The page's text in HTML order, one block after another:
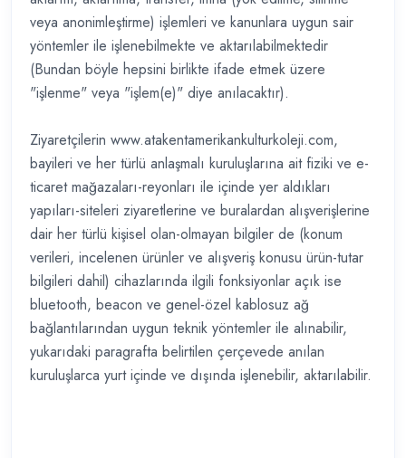
veya anonimleştirme) işlemleri ve kanunlara uygun sair
yöntemler ile işlenebilmekte ve aktarılabilmektedir
(Bundan böyle hepsini birlikte ifade etmek üzere
"işlenme" veya "işlem(e)" diye anılacaktır).
Ziyaretçilerin www.atakentamerikankulturkoleji.com,
bayileri ve her türlü anlaşmalı kuruluşlarına ait fiziki ve e-
ticaret mağazaları-reyonları ile içinde yer aldıkları
yapıları-siteleri ziyaretlerine ve buralardan alışverişlerine
dair her türlü kişisel olan-olmayan bilgiler de (konum
verileri, incelenen ürünler ve alışveriş konusu ürün-tutar
bilgileri dahil) cihazlarında ilgili fonksiyonlar açık ise
bluetooth, beacon ve genel-özel kablosuz ağ
bağlantılarından uygun teknik yöntemler ile alınabilir,
yukarıdaki paragrafta belirtilen çerçevede anılan
kuruluşlarca yurt içinde ve dışında işlenebilir, aktarılabilir.